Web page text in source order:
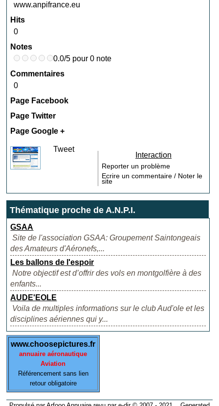
www.anpifrance.eu
Hits
0
Notes
0.0/5 pour 0 note
Commentaires
0
Page Facebook
Page Twitter
Page Google +
Tweet
Interaction
Reporter un problème
Ecrire un commentaire / Noter le
site
Thématique proche de A.N.P.I.
GSAA
Site de l'association GSAA: Groupement Saintongeais
des Amateurs d'Aéronefs,...
Les ballons de l'espoir
Notre objectif est d’offrir des vols en montgolfière à des
enfants...
AUDE'EOLE
Voila de multiples informations sur le club Aud'ole et les
disciplines aériennes qui y...
www.choosepictures.fr
annuaire aéronautique
Aviation
Référencement sans lien
retour obligatoire